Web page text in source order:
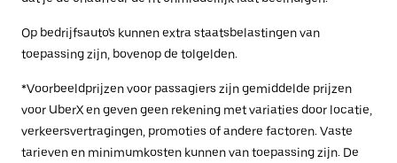
Op bedrijfsauto's kunnen extra staatsbelastingen van
toepassing zijn, bovenop de tolgelden.
*Voorbeeldprijzen voor passagiers zijn gemiddelde prijzen
voor UberX en geven geen rekening met variaties door locatie,
verkeersvertragingen, promoties of andere factoren. Vaste
tarieven en minimumkosten kunnen van toepassing zijn. De